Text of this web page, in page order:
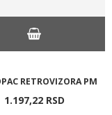
RETROVIZORA PM
1.197,22 RSD